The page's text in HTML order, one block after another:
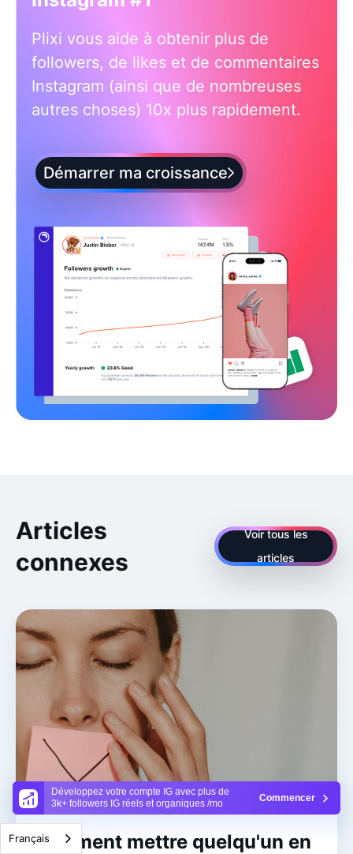
Développez votre compte IG avec plus de
3k+ followers IG réels et organiques /mo
Commencer
Plixi vous aide à obtenir plus de
followers, de likes et de commentaires
Instagram (ainsi que de nombreuses
autres choses) 10x plus rapidement.
Démarrer ma croissance
Articles
connexes
Voir tous les
articles
Comment mettre quelqu'un en
Français